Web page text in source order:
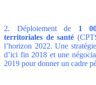
2. Déploiement de 1
territoriales de santé
l’horizon 2022. Une
d’ici fin 2018 et une
2019 pour donner un cadre